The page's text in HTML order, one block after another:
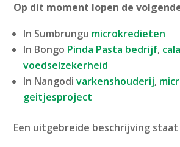
Op dit moment lopen de
In Sumbrungu microkredieten
In Bongo Pinda Pasta bedrijf,
voedselzekerheid
In Nangodivarkenshouderij,
geitjesproject
Een uitgebreide beschrijving